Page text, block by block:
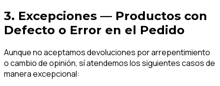
3. Excepciones — Productos con
Defecto o Error en el Pedido
Aunque no aceptamos devoluciones por arrepentimiento
o cambio de opinión, sí atendemos los siguientes casos de
manera excepcional: